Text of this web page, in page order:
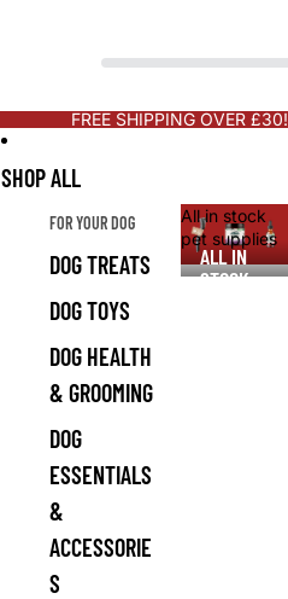
FREE SHIPPING OVER £30!
SHOP ALL
FOR YOUR DOG
DOG TREATS
DOG TOYS
DOG HEALTH
& GROOMING
DOG
ESSENTIALS
&
ACCESSORIE
S
All in stock
pet supplies
ALL IN
STOCK